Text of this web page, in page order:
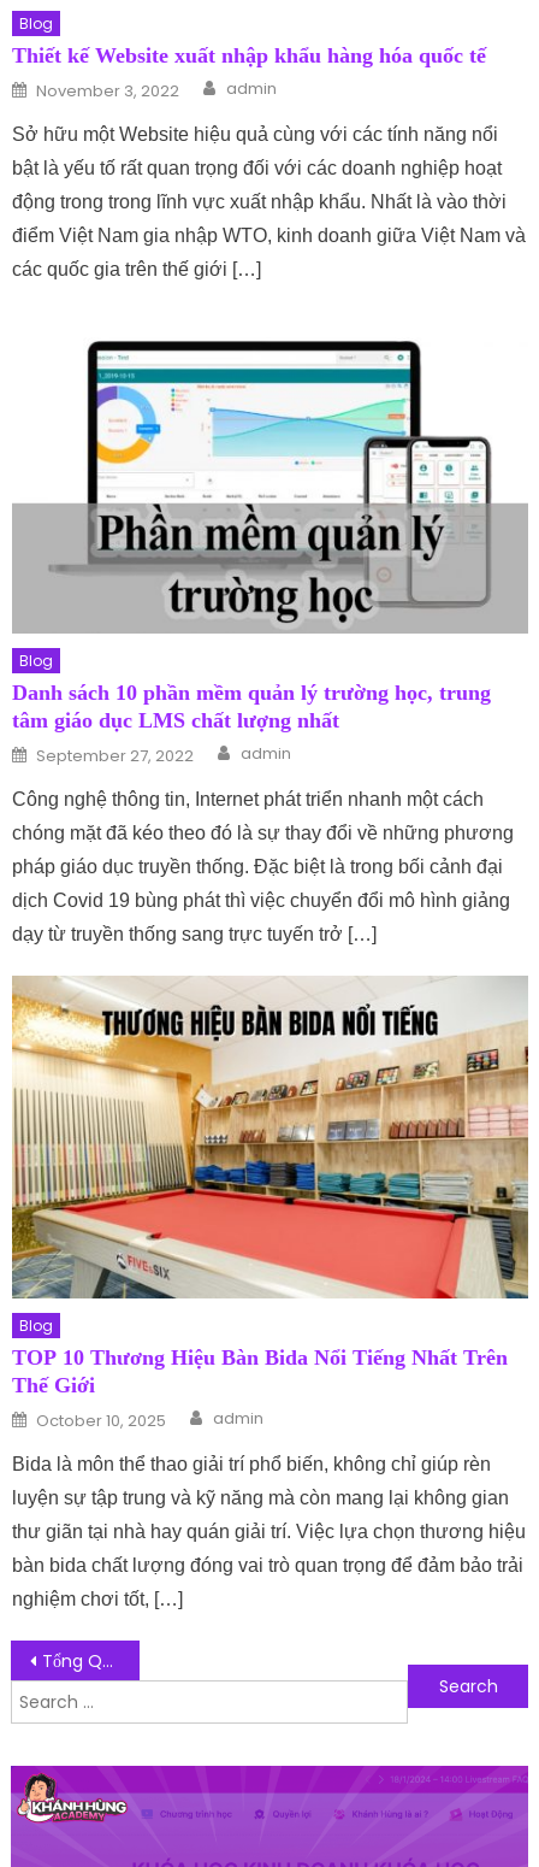
Blog
Thiết kế Website xuất nhập khẩu hàng hóa quốc tế
Posted on
November 3, 2022 Author
admin
Sở hữu một Website hiệu quả cùng với các tính năng nổi
bật là yếu tố rất quan trọng đối với các doanh nghiệp hoạt
động trong trong lĩnh vực xuất nhập khẩu. Nhất là vào thời
điểm Việt Nam gia nhập WTO, kinh doanh giữa Việt Nam và
các quốc gia trên thế giới […]
Blog
Danh sách 10 phần mềm quản lý trường học, trung
tâm giáo dục LMS chất lượng nhất
Posted on
September 27, 2022 Author
admin
Công nghệ thông tin, Internet phát triển nhanh một cách
chóng mặt đã kéo theo đó là sự thay đổi về những phương
pháp giáo dục truyền thống. Đặc biệt là trong bối cảnh đại
dịch Covid 19 bùng phát thì việc chuyển đổi mô hình giảng
dạy từ truyền thống sang trực tuyến trở […]
Blog
TOP 10 Thương Hiệu Bàn Bida Nổi Tiếng Nhất Trên
Thế Giới
Posted on
October 10, 2025 Author
admin
Bida là môn thể thao giải trí phổ biến, không chỉ giúp rèn
luyện sự tập trung và kỹ năng mà còn mang lại không gian
thư giãn tại nhà hay quán giải trí. Việc lựa chọn thương hiệu
bàn bida chất lượng đóng vai trò quan trọng để đảm bảo trải
nghiệm chơi tốt, […]
Post navigation
Tổng Quan Về Cơ Sở Dữ Liệu SQL Trong Lập Trình Web
Search for: